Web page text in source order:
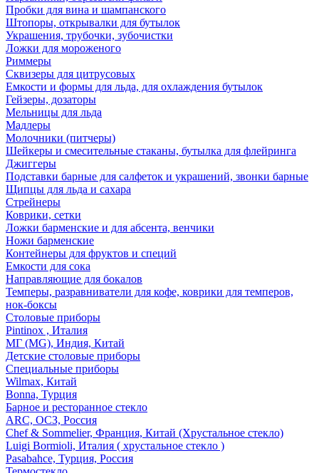
Пробки для вина и шампанского
Штопоры, открывалки для бутылок
Украшения, трубочки, зубочистки
Ложки для мороженого
Риммеры
Сквизеры для цитрусовых
Емкости и формы для льда, для охлаждения бутылок
Гейзеры, дозаторы
Мельницы для льда
Мадлеры
Молочники (питчеры)
Шейкеры и смесительные стаканы, бутылка для флейринга
Джиггеры
Подставки барные для салфеток и украшений, звонки барные
Щипцы для льда и сахара
Стрейнеры
Коврики, сетки
Ложки барменские и для абсента, венчики
Ножи барменские
Контейнеры для фруктов и специй
Емкости для сока
Направляющие для бокалов
Темперы, разравниватели для кофе, коврики для темперов,
нок-боксы
Столовые приборы
Pintinox , Италия
МГ (MG), Индия, Китай
Детские столовые приборы
Специальные приборы
Wilmax, Китай
Bonna, Турция
Барное и ресторанное стекло
ARC, ОСЗ, Россия
Chef & Sommelier, Франция, Китай (Хрустальное стекло)
Luigi Bormioli, Италия ( хрустальное стекло )
Pasabahce, Турция, Россия